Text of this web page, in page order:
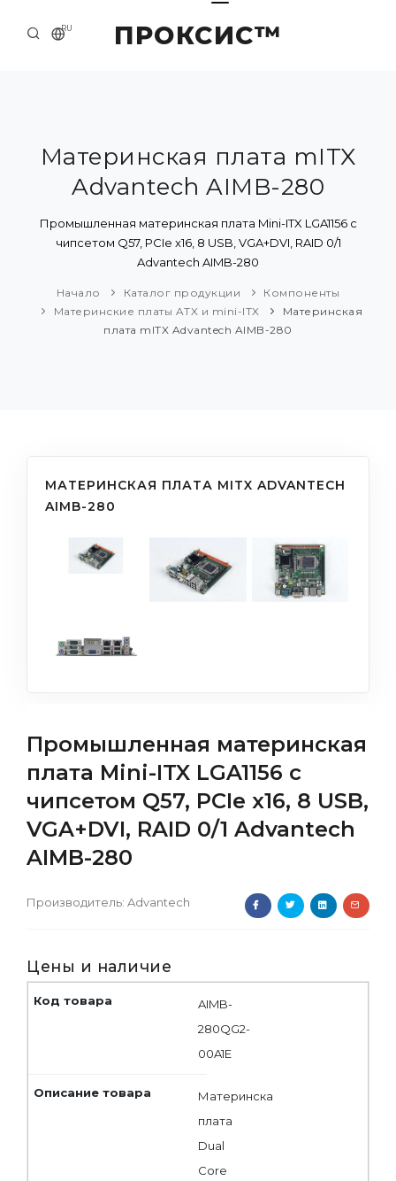
ПРОКСИС™
RU
О КОМПАНИИ
ПРИМЕРЫ И РЕШЕНИЯ
КАТАЛОГ ПРОДУКЦИИ
Материнская плата mITX
Advantech AIMB-280
Промышленная материнская плата Mini-ITX LGA1156 с
чипсетом Q57, PCIe x16, 8 USB, VGA+DVI, RAID 0/1
Advantech AIMB-280
Начало Каталог продукции
Компоненты
Материнские платы ATX и mini-ITX
Материнская
плата mITX Advantech AIMB-280
МАТЕРИНСКАЯ ПЛАТА MITX ADVANTECH
AIMB-280
Промышленная материнская
плата Mini-ITX LGA1156 с
чипсетом Q57, PCIe x16, 8 USB,
VGA+DVI, RAID 0/1 Advantech
AIMB-280
Производитель: Advantech
Цены и наличие
AIMB-
280QG2-
00A1E
Материнска
плата
Dual
Core